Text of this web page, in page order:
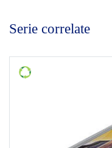
Serie correlate